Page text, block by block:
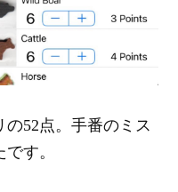
52点。手番のミス
す。